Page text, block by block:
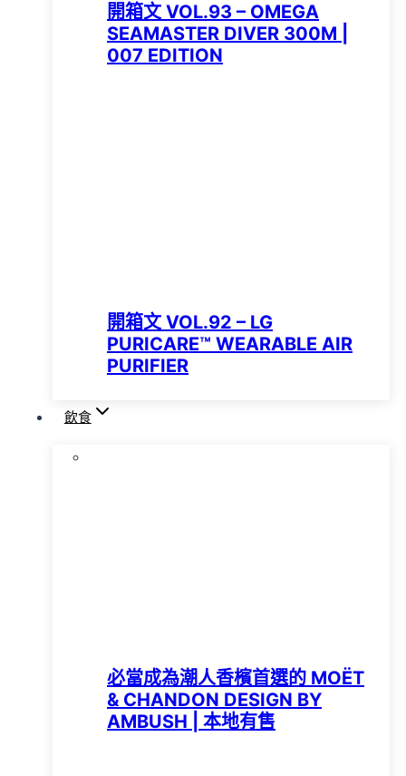
開箱文 VOL.93 – OMEGA
SEAMASTER DIVER 300M |
007 EDITION
開箱文 VOL.92 – LG
PURICARE™️ WEARABLE AIR
PURIFIER
飲食
必當成為潮人香檳首選的 MOËT
& CHANDON DESIGN BY
AMBUSH | 本地有售